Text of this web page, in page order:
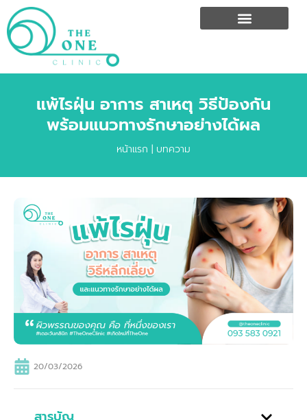
แพ้ไรฝุ่น อาการ สาเหตุ วิธีป้องกัน
พร้อมแนวทางรักษาอย่างได้ผล
หน้าแรก | บทความ
20/03/2026